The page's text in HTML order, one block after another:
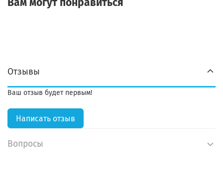
Отзывы
Ваш отзыв будет первым!
Написать отзыв
Вопросы